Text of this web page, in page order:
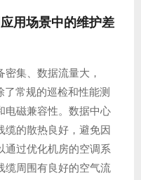
用场景中的维护差
集、数据流量大，
常规的巡检和性能测
电磁兼容性。数据中心
缆的散热良好，避免因
通过优化机房的空调系
缆周围有良好的空气流